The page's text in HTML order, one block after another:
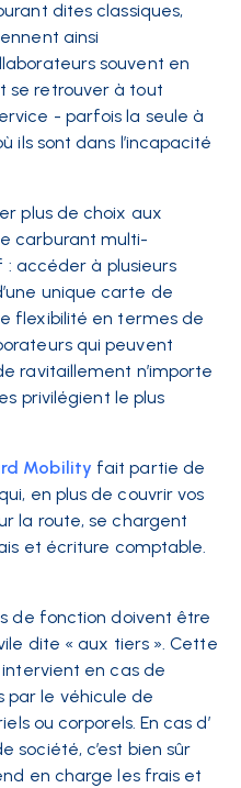
dites classiques,
ainsi
souvent en
se retrouver à tout
- parfois la seule à
ils sont dans l’incapacité
plus de choix aux
carburant multi-
: accéder à plusieurs
unique carte de
flexibilité en termes de
qui peuvent
ravitaillement n’importe
privilégient le plus
Mobility fait partie de
en plus de couvrir vos
la route, se chargent
et écriture comptable.
de fonction doivent être
dite « aux tiers ». Cette
en cas de
par le véhicule de
ou corporels. En cas d’
société, c’est bien sûr
en charge les frais et